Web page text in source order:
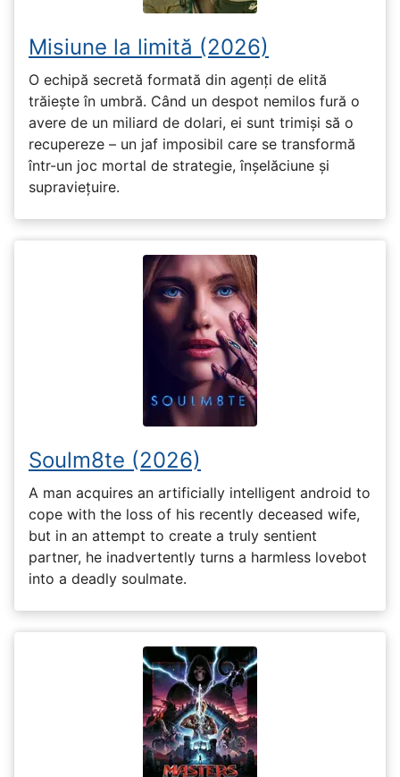
Misiune la limită (2026)
O echipă secretă formată din agenți de elită
trăiește în umbră. Când un despot nemilos fură o
avere de un miliard de dolari, ei sunt trimiși să o
recupereze – un jaf imposibil care se transformă
într-un joc mortal de strategie, înșelăciune și
supraviețuire.
Soulm8te (2026)
A man acquires an artificially intelligent android to
cope with the loss of his recently deceased wife,
but in an attempt to create a truly sentient
partner, he inadvertently turns a harmless lovebot
into a deadly soulmate.